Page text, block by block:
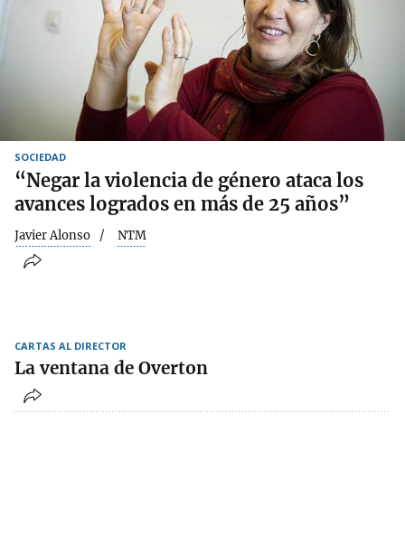
SOCIEDAD
“Negar la violencia de género ataca los
avances logrados en más de 25 años”
Javier Alonso NTM
CARTAS AL DIRECTOR
La ventana de Overton